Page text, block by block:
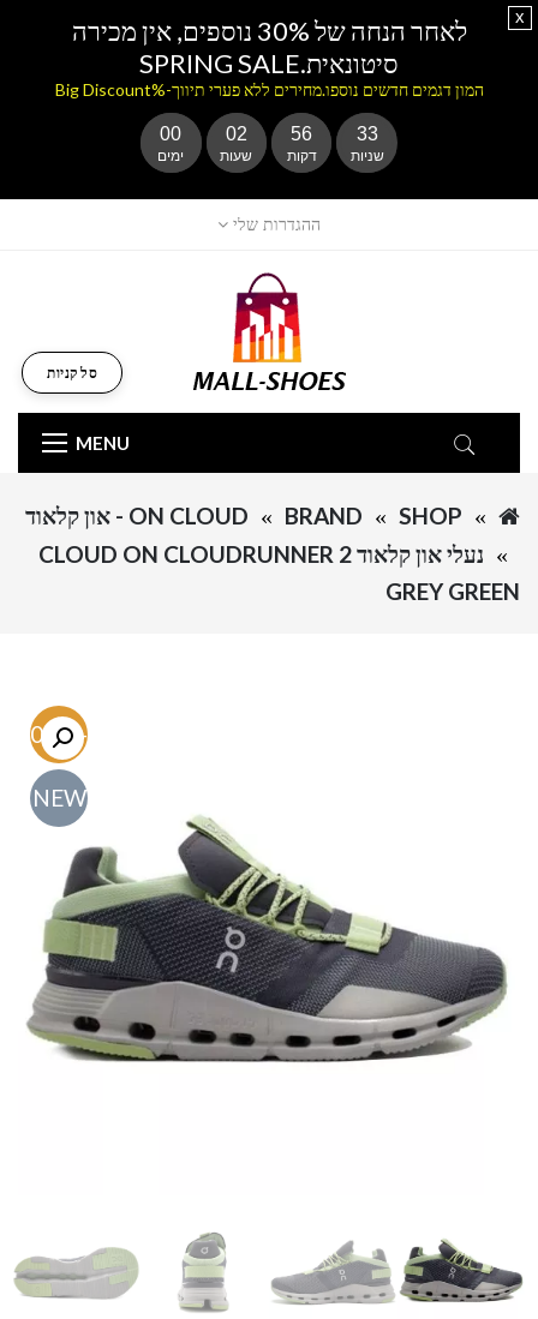
ההגדרות שלי
MENU
סל קניות
SHOP
BRAND
ON CLOUD - און קלאוד
נעלי און קלאוד CLOUD ON CLOUDRUNNER 2
GREY GREEN
-60.3%
NEW
לאחר הנחה של 30% נוספים, אין מכירה
סיטונאית.SPRING SALE
המון דגמים חדשים נוספו.מחירים ללא פערי תיווך-%Big Discount
00
ימים
02
שעות
56
דקות
33
שניות
x